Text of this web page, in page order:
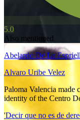
5.0
Also mentioned
Abelardo De La
Alvaro Uribe Velez
Paloma Valencia made
identity of the Centro
'Decir que no es de